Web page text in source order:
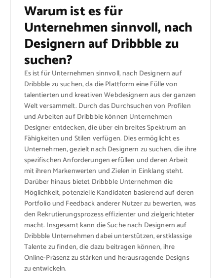
Warum ist es für
Unternehmen sinnvoll, nach
Designern auf Dribbble zu
suchen?
Es ist für Unternehmen sinnvoll, nach Designern auf
Dribbble zu suchen, da die Plattform eine Fülle von
talentierten und kreativen Webdesignern aus der ganzen
Welt versammelt. Durch das Durchsuchen von Profilen
und Arbeiten auf Dribbble können Unternehmen
Designer entdecken, die über ein breites Spektrum an
Fähigkeiten und Stilen verfügen. Dies ermöglicht es
Unternehmen, gezielt nach Designern zu suchen, die ihre
spezifischen Anforderungen erfüllen und deren Arbeit
mit ihren Markenwerten und Zielen in Einklang steht.
Darüber hinaus bietet Dribbble Unternehmen die
Möglichkeit, potenzielle Kandidaten basierend auf deren
Portfolio und Feedback anderer Nutzer zu bewerten, was
den Rekrutierungsprozess effizienter und zielgerichteter
macht. Insgesamt kann die Suche nach Designern auf
Dribbble Unternehmen dabei unterstützen, erstklassige
Talente zu finden, die dazu beitragen können, ihre
Online-Präsenz zu stärken und herausragende Designs
zu entwickeln.